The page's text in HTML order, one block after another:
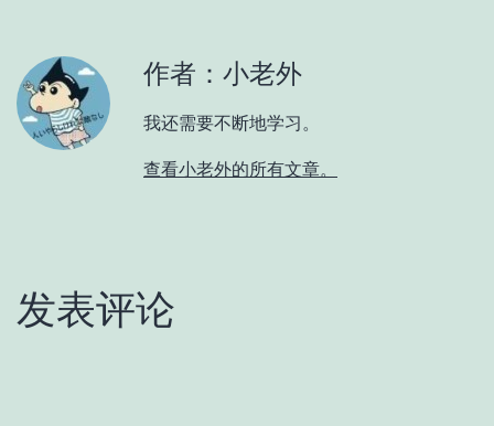
作者：小老外
我还需要不断地学习。
查看小老外的所有文章。
发表评论